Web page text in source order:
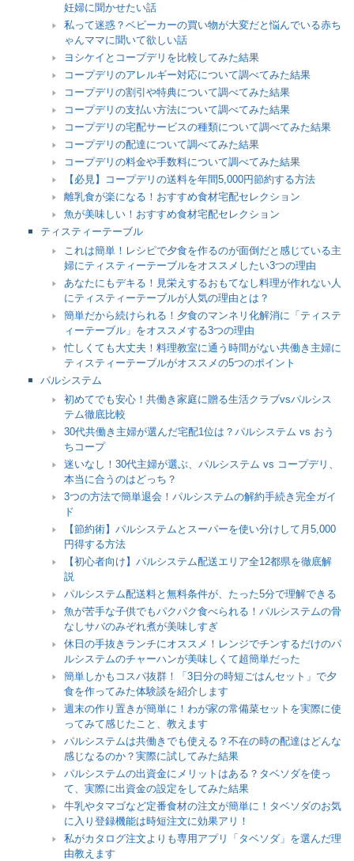
妊婦に聞かせたい話
私って迷惑？ベビーカーの買い物が大変だと悩んでいる赤ち
ゃんママに聞いて欲しい話
ヨシケイとコープデリを比較してみた結果
コープデリのアレルギー対応について調べてみた結果
コープデリの割引や特典について調べてみた結果
コープデリの支払い方法について調べてみた結果
コープデリの宅配サービスの種類について調べてみた結果
コープデリの配達について調べてみた結果
コープデリの料金や手数料について調べてみた結果
【必見】コープデリの送料を年間5,000円節約する方法
離乳食が楽になる！おすすめ食材宅配セレクション
魚が美味しい！おすすめ食材宅配セレクション
ティスティーテーブル
これは簡単！レシピで夕食を作るのが面倒だと感じている主
婦にティスティーテーブルをオススメしたい3つの理由
あなたにもデキる！見栄えするおもてなし料理が作れない人
にティスティーテーブルが人気の理由とは？
簡単だから続けられる！夕食のマンネリ化解消に「ティステ
ィーテーブル」をオススメする3つの理由
忙しくても大丈夫！料理教室に通う時間がない共働き主婦に
ティスティーテーブルがオススメの5つのポイント
パルシステム
初めてでも安心！共働き家庭に贈る生活クラブvsパルシス
テム徹底比較
30代共働き主婦が選んだ宅配1位は？パルシステム vs おう
ちコープ
迷いなし！30代主婦が選ぶ、パルシステム vs コープデリ、
本当に合うのはどっち？
3つの方法で簡単退会！パルシステムの解約手続き完全ガイ
ド
【節約術】パルシステムとスーパーを使い分けして月5,000
円得する方法
【初心者向け】パルシステム配送エリア全12都県を徹底解
説
パルシステム配送料と無料条件が、たった5分で理解できる
魚が苦手な子供でもパクパク食べられる！パルシステムの骨
なしサバのみぞれ煮が美味しすぎ
休日の手抜きランチにオススメ！レンジでチンするだけのパ
ルシステムのチャーハンが美味しくて超簡単だった
簡単しかもコスパ抜群！「3日分の時短ごはんセット」で夕
食を作ってみた体験談を紹介します
週末の作り置きが簡単に！わが家の常備菜セットを実際に使
ってみて感じたこと、教えます
パルシステムは共働きでも使える？不在の時の配達はどんな
感じなるのか？実際に試してみた結果
パルシステムの出資金にメリットはある？タベソダを使っ
て、実際に出資金の設定をしてみた結果
牛乳やタマゴなど定番食材の注文が簡単に！タベソダのお気
に入り登録機能は時短注文に効果アリ！
私がカタログ注文よりも専用アプリ「タベソダ」を選んだ理
由教えます